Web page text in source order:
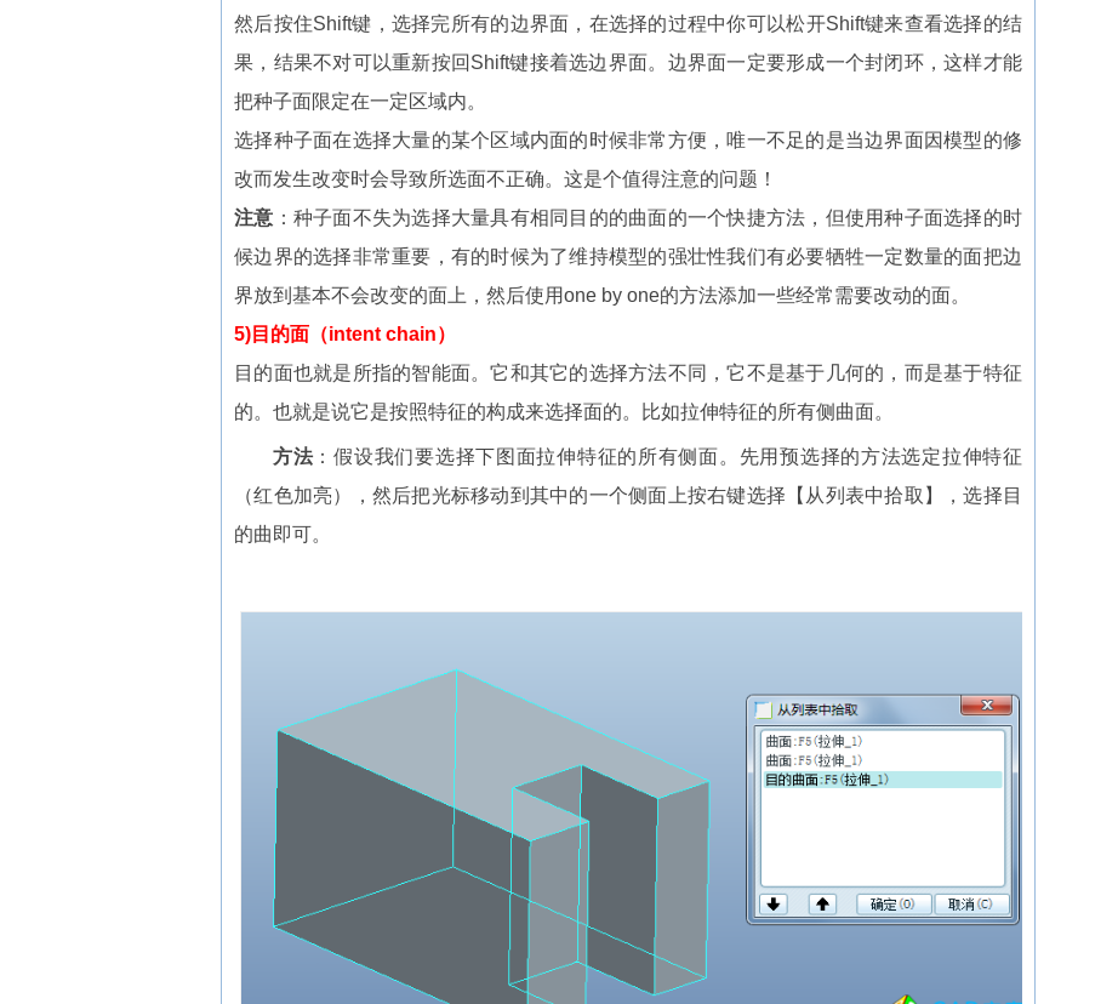
然后按住Shift键，选择完所有的边界面，在选择的过程中你可以松开Shift键来查看选择的结
果，结果不对可以重新按回Shift键接着选边界面。边界面一定要形成一个封闭环，这样才能
把种子面限定在一定区域内。
选择种子面在选择大量的某个区域内面的时候非常方便，唯一不足的是当边界面因模型的修
改而发生改变时会导致所选面不正确。这是个值得注意的问题！
注意 ：种子面不失为选择大量具有相同目的的曲面的一个快捷方法，但使用种子面选择的时
候边界的选择非常重要，有的时候为了维持模型的强壮性我们有必要牺牲一定数量的面把边
界放到基本不会改变的面上，然后使用one by one的方法添加一些经常需要改动的面。
5)目的面（intent chain）
目的面也就是所指的智能面。它和其它的选择方法不同，它不是基于几何的，而是基于特征
的。也就是说它是按照特征的构成来选择面的。比如拉伸特征的所有侧曲面。
方法：假设我们要选择下图面拉伸特征的所有侧面。先用预选择的方法选定拉伸特征
（红色加亮），然后把光标移动到其中的一个侧面上按右键选择【从列表中拾取】，选择目
的曲即可。